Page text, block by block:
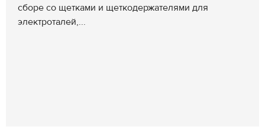
сборе со щетками и щеткодержателями для
электроталей,...